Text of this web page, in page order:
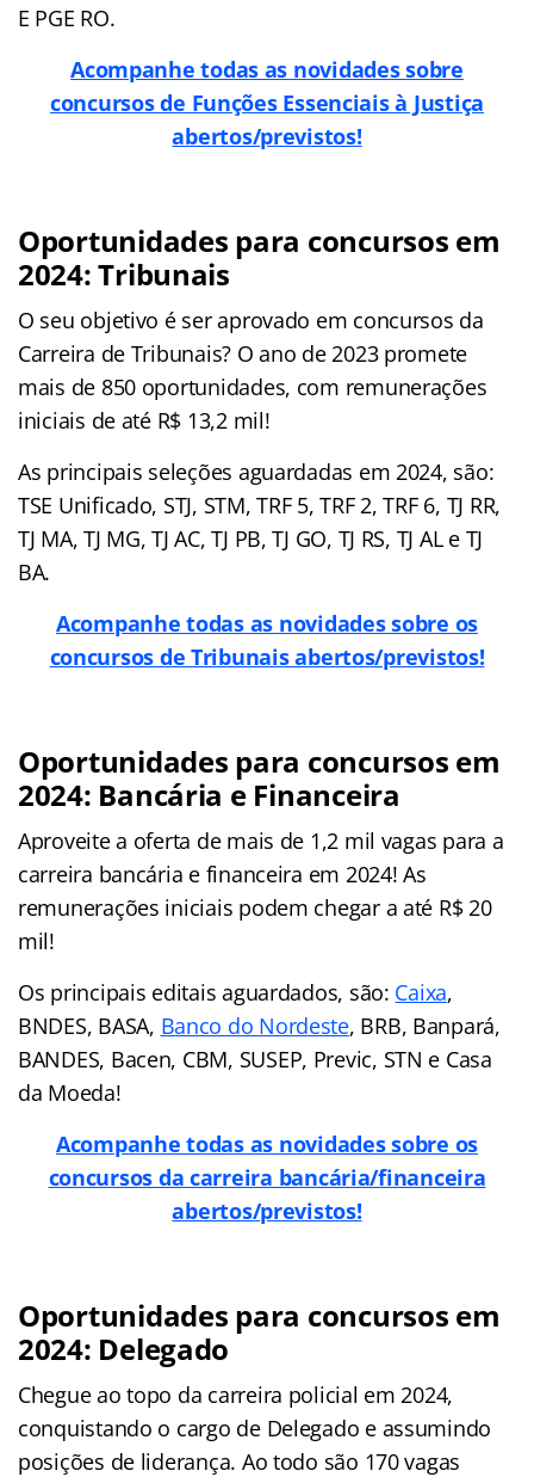
E PGE RO.
Acompanhe todas as novidades sobre
concursos de Funções Essenciais à Justiça
abertos/previstos!
Oportunidades para concursos em
2024: Tribunais
O seu objetivo é ser aprovado em concursos da
Carreira de Tribunais? O ano de 2023 promete
mais de 850 oportunidades, com remunerações
iniciais de até R$ 13,2 mil!
As principais seleções aguardadas em 2024, são:
TSE Unificado, STJ, STM, TRF 5, TRF 2, TRF 6, TJ RR,
TJ MA, TJ MG, TJ AC, TJ PB, TJ GO, TJ RS, TJ AL e TJ
BA.
Acompanhe todas as novidades sobre os
concursos de Tribunais abertos/previstos!
Oportunidades para concursos em
2024: Bancária e Financeira
Aproveite a oferta de mais de 1,2 mil vagas para a
carreira bancária e financeira em 2024! As
remunerações iniciais podem chegar a até R$ 20
mil!
Os principais editais aguardados, são: Caixa,
BNDES, BASA, Banco do Nordeste, BRB, Banpará,
BANDES, Bacen, CBM, SUSEP, Previc, STN e Casa
da Moeda!
Acompanhe todas as novidades sobre os
concursos da carreira bancária/financeira
abertos/previstos!
Oportunidades para concursos em
2024: Delegado
Chegue ao topo da carreira policial em 2024,
conquistando o cargo de Delegado e assumindo
posições de liderança. Ao todo são 170 vagas